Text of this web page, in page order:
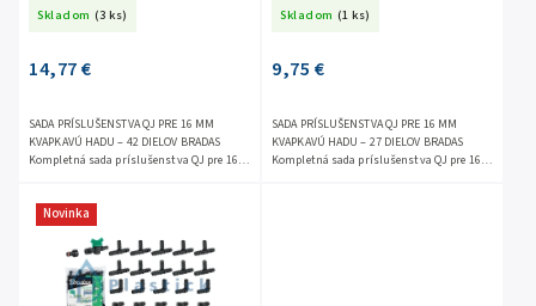
Skladom (3 ks)
14,77 €
SADA PRÍSLUŠENSTVA QJ PRE 16 MM
KVAPKAVÚ HADU – 42 DIELOV BRADAS
Kompletná sada príslušenstva QJ pre 16
Skladom (1 ks)
9,75 €
SADA PRÍSLUŠENSTVA QJ PRE 16 MM
KVAPKAVÚ HADU – 27 DIELOV BRADAS
Kompletná sada príslušenstva QJ pre 16
Novinka